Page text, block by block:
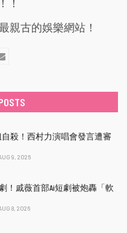
！
親古的娛樂網站！
殺！西村力演唱會發言遭審
9, 2026
！戚薇首部Ai短劇被炮轟「軟
8, 2026